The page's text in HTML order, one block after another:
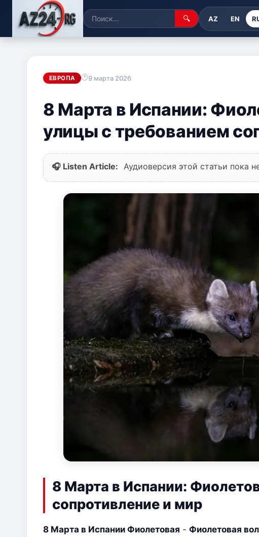
🔍 AZ EN
ЕВРОПА 9 марта 2026
8 Марта в Испании:
улицы с требованием
🎧 Listen Article: Аудиоверсия этой статьи пока
8 Марта в Испании:
сопротивление и мир
8 Марта в Испании Фиолетовая - Фиолетовая